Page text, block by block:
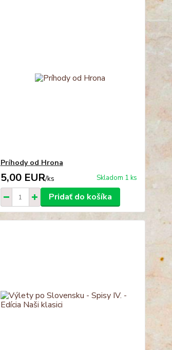
Príhody od Hrona
5,00 EUR/ks Skladom 1 ks
Pridať do košíka